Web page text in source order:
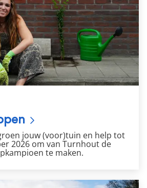
jouw (voor)tuin en help tot
2026 om van Turnhout de
te maken.